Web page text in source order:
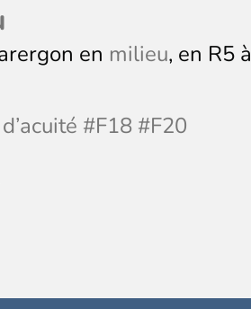
en milieu, en R5 à
#F18 #F20